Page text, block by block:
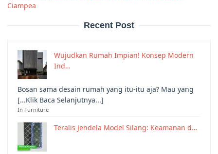
Ciampea
Recent Post
Wujudkan Rumah Impian! Konsep Modern
Ind…
Bosan sama desain rumah yang itu-itu aja? Mau yang
[...Klik Baca Selanjutnya...]
In Furniture
Teralis Jendela Model Silang: Keamanan d…